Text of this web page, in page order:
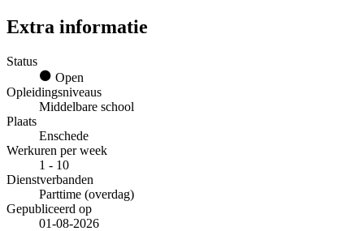
Extra informatie
Status
Open
Opleidingsniveaus
Middelbare school
Plaats
Enschede
Werkuren per week
1 - 10
Dienstverbanden
Parttime (overdag)
Gepubliceerd op
01-08-2026